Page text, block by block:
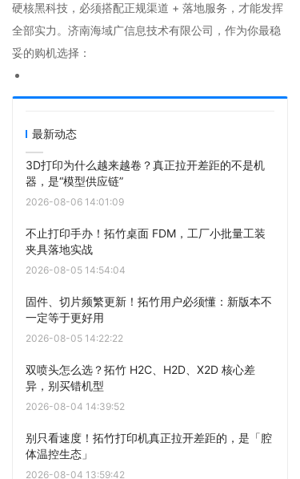
硬核黑科技，必须搭配正规渠道 + 落地服务，才能发挥
全部实力。济南海域广信息技术有限公司，作为你最稳
妥的购机选择：
最新动态
3D打印为什么越来越卷？真正拉开差距的不是机
器，是“模型供应链”
2026-08-06 14:01:09
不止打印手办！拓竹桌面 FDM，工厂小批量工装
夹具落地实战
2026-08-05 14:54:04
固件、切片频繁更新！拓竹用户必须懂：新版本不
一定等于更好用
2026-08-05 14:22:22
双喷头怎么选？拓竹 H2C、H2D、X2D 核心差
异，别买错机型
2026-08-04 14:39:52
别只看速度！拓竹打印机真正拉开差距的，是「腔
体温控生态」
2026-08-04 13:59:42